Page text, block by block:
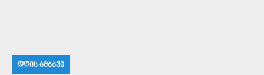
ᲓᲦᲘᲡ ᲐᲛᲑᲐᲕᲘ